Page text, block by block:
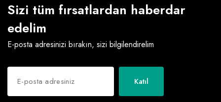
Sizi tüm fırsatlardan haberdar
edelim
E-posta adresinizi bırakın, sizi bilgilendirelim
Katıl